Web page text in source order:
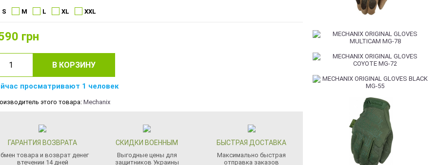
S M L XL XXL
грн
В КОРЗИНУ
просматривают 1 человек
этого товара: Mechanix
ГАРАНТИЯ ВОЗВРАТА
товара и возврат денег
втечении 14 дней
СКИДКИ ВОЕННЫМ
Выгодные цены для
защитников Украины
БЫСТРАЯ ДОСТАВКА
Максимально быстрая
отправка заказов